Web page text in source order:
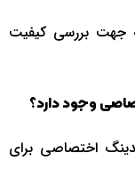
جهت بررسی کیفیت
وجود دارد؟
اختصاصی برای